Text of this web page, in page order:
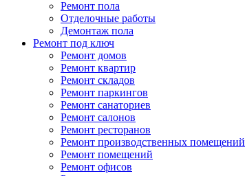
Ремонт пола
Отделочные работы
Демонтаж пола
Ремонт под ключ
Ремонт домов
Ремонт квартир
Ремонт складов
Ремонт паркингов
Ремонт санаториев
Ремонт салонов
Ремонт ресторанов
Ремонт производственных помещений
Ремонт помещений
Ремонт офисов